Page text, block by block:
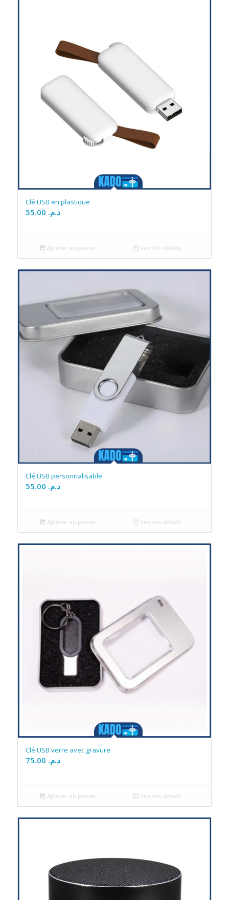
Clé USB en plastique
د.م.
Ajouter au panier Voir les détails
Clé USB personnalisable
د.م.
Ajouter au panier Voir les détails
Clé USB verre avec gravure
د.م.
Ajouter au panier Voir les détails